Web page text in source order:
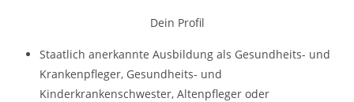
Dein Profil
Staatlich anerkannte Ausbildung als Gesundheits- und
Krankenpfleger, Gesundheits- und
Kinderkrankenschwester, Altenpfleger oder